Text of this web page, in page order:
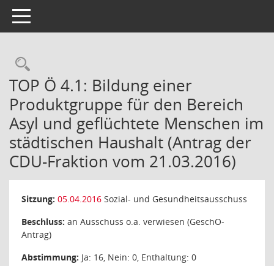
Toggle navigation
Rechercheauswahl
TOP Ö 4.1: Bildung einer
Produktgruppe für den Bereich
Asyl und geflüchtete Menschen im
städtischen Haushalt (Antrag der
CDU-Fraktion vom 21.03.2016)
Sitzung: 05.04.2016 Sozial- und Gesundheitsausschuss
Beschluss: an Ausschuss o.a. verwiesen (GeschO-
Antrag)
Abstimmung: Ja: 16, Nein: 0, Enthaltung: 0